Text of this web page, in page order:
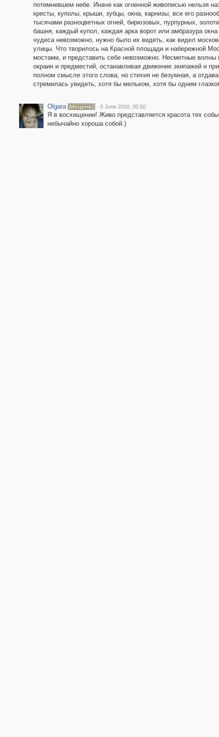
потемневшем небе. Иначе как огненной живописью нельзя
кресты, куполы, крыши, зубцы, окна, карнизы, все его
тысячами разноцветных огней, бирюзовых, пурпурных,
башня, каждый купол, каждая арка ворот или амбразура
чудеса невозможно, нужно было их видеть, как видел
улицы. Что творилось на Красной площади и набережной
мостами, и представить себе невозможно. Несметные
окраин и предместий, останавливая движение экипажей и
полном смысле этого слова, но стихия не безумная, а
стремилась увидеть, хотя бы мельком, хотя бы одним
Olgara · 5 June 2010, 05:50
Я в восхищении! Живо представляется красота тех
небычайно хороша собой.)